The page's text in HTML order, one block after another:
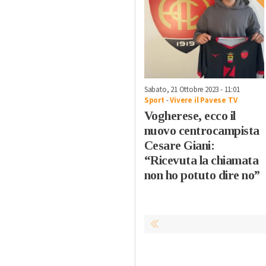
Sabato, 21 Ottobre 2023 - 11:01
Sport -Vivere il Pavese TV
Vogherese, ecco il
nuovo centrocampista
Cesare Giani:
“Ricevuta la chiamata
non ho potuto dire no”